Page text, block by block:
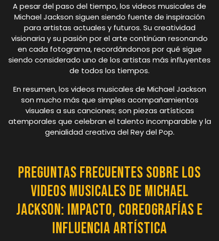
A pesar del paso del tiempo, los videos musicales de
Michael Jackson siguen siendo fuente de inspiración
para artistas actuales y futuros. Su creatividad
visionaria y su pasión por el arte continúan resonando
en cada fotograma, recordándonos por qué sigue
siendo considerado uno de los artistas más influyentes
de todos los tiempos.
En resumen, los videos musicales de Michael Jackson
son mucho más que simples acompañamientos
visuales a sus canciones; son piezas artísticas
atemporales que celebran el talento incomparable y la
genialidad creativa del Rey del Pop.
Preguntas Frecuentes sobre los
Videos Musicales de Michael
Jackson: Impacto, Coreografías e
Influencia Artística